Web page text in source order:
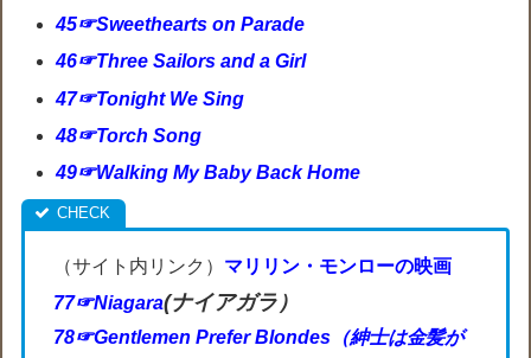
45☞Sweethearts on Parade
46☞Three Sailors and a Girl
47☞Tonight We Sing
48☞Torch Song
49☞Walking My Baby Back Home
（サイト内リンク） マリリン・モンローの映画
77☞Niagara(ナイアガラ）
78☞Gentlemen Prefer Blondes（紳士は金髪が